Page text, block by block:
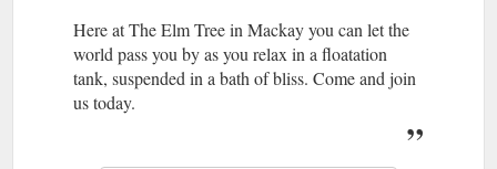
Here at The Elm Tree in Mackay you can let the
world pass you by as you relax in a floatation
tank, suspended in a bath of bliss. Come and join
us today.